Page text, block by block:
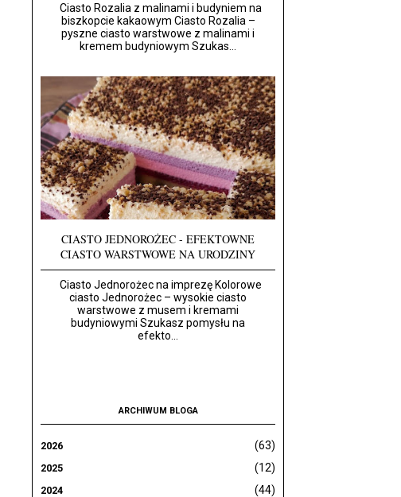
Ciasto Rozalia z malinami i budyniem na
biszkopcie kakaowym Ciasto Rozalia –
pyszne ciasto warstwowe z malinami i
kremem budyniowym Szukas...
CIASTO JEDNOROŻEC - EFEKTOWNE
CIASTO WARSTWOWE NA URODZINY
Ciasto Jednorożec na imprezę Kolorowe
ciasto Jednorożec – wysokie ciasto
warstwowe z musem i kremami
budyniowymi Szukasz pomysłu na
efekto...
ARCHIWUM BLOGA
2026 (63)
2025 (12)
2024 (44)